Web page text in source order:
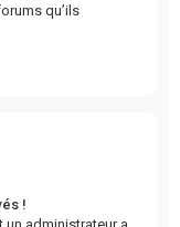
qu’ils
!